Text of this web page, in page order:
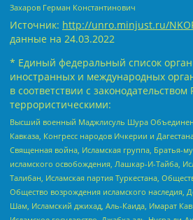
Захаров Герман Константинович
Источник: http://unro.minjust.ru/
данные на 24.03.2022
* Единый федеральный список
иностранных и международных
в соответствии с
террористическими:
Высший военный Маджлисуль Шура
Кавказа, Конгресс народов Ичкерии и
Священная война, Исламская группа, Братья-
исламского освобождения, Лашкар-И-Тайба,
Талибан, Исламская партия Туркестана,
Общество возрождения исламского наследия,
Шам, Исламский джихад, Аль-Каида, Имарат